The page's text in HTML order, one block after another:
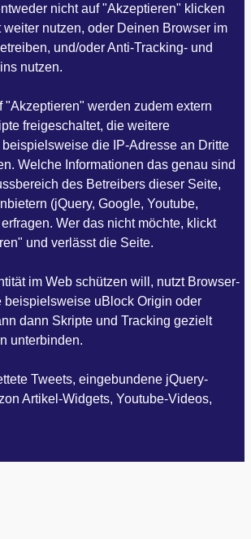
nicht auf "Akzeptieren" klicken
nutzen, oder Deinen Browser im
und/oder Anti-Tracking- und
nutzen.
"Akzeptieren" werden zudem extern
freigeschaltet, die weitere
beispielsweise die IP-Adresse an Dritte
Welche Informationen das genau sind
des Betreibers dieser Seite,
(jQuery, Google, Youtube,
Wer das nicht möchte, klickt
und verlässt die Seite.
im Web schützen will, nutzt Browser-
beispielsweise uBlock Origin oder
dann Skripte und Tracking gezielt
unterbinden.
Tweets, eingebundene jQuery-
Artikel-Widgets, Youtube-Videos,